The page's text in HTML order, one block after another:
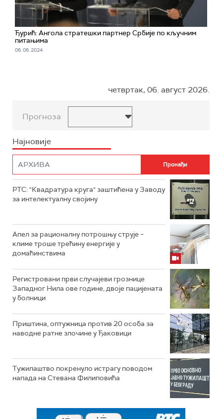
Ђурић: Ангола стратешки партнер Србије по кључним
питањима
06. 06. 2024.
четвртак, 06. август 2026.
Прогноза
Најновије
РТС: "Квадратура круга" заштићена у Заводу
за интелектуалну својину
Апел за рационалну потрошњу струје –
климе троше трећину енергије у
домаћинствима
Регистровани први случајеви грознице
Западног Нила ове године, двоје пацијената
у болници
Приштина, оптужница против 20 особа за
наводне ратне злочине у Ђаковици
Тужилаштво покренуло истрагу поводом
напада на Стевана Филиповића